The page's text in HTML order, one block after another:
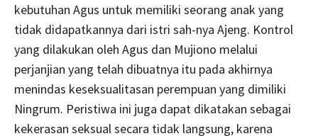
kebutuhan Agus untuk memiliki seorang anak yang
tidak didapatkannya dari istri sah-nya Ajeng. Kontrol
yang dilakukan oleh Agus dan Mujiono melalui
perjanjian yang telah dibuatnya itu pada akhirnya
menindas keseksualitasan perempuan yang dimiliki
Ningrum. Peristiwa ini juga dapat dikatakan sebagai
kekerasan seksual secara tidak langsung, karena